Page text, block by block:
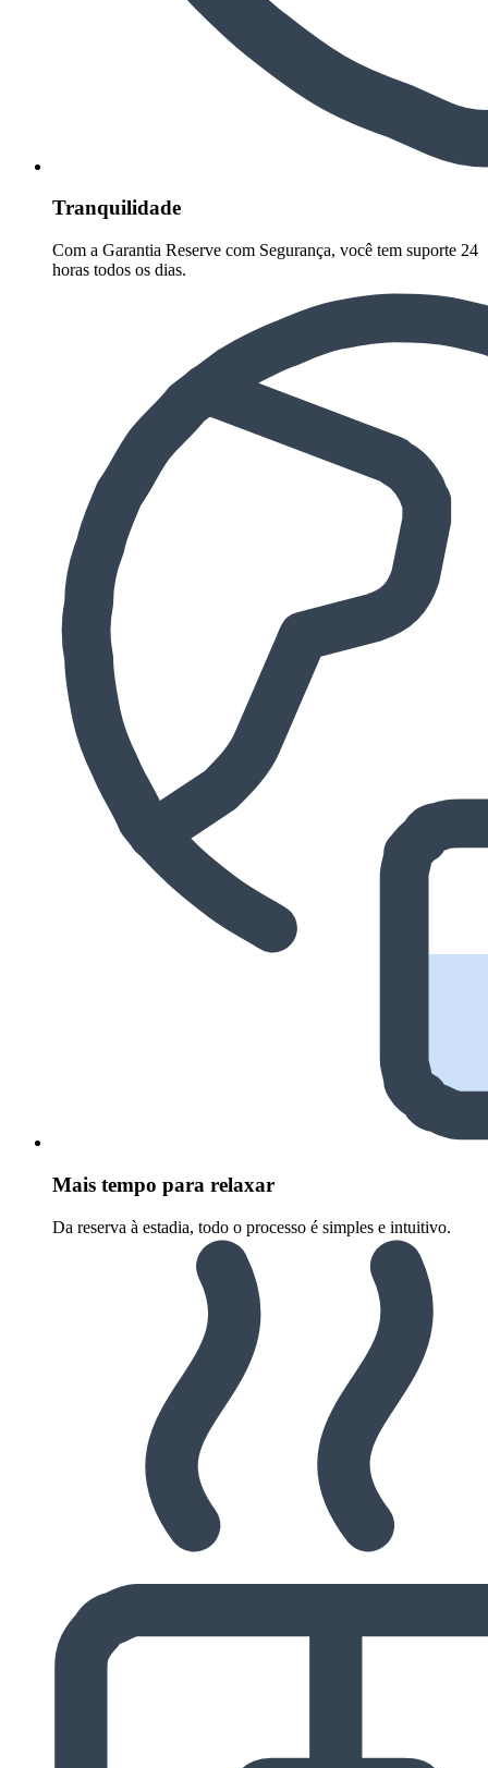
Tranquilidade
Com a Garantia Reserve com Segurança, você tem suporte 24
horas todos os dias.
Mais tempo para relaxar
Da reserva à estadia, todo o processo é simples e intuitivo.